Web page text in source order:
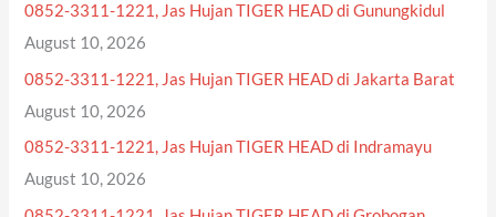
0852-3311-1221, Jas Hujan TIGER HEAD di Gunungkidul
August 10, 2026
0852-3311-1221, Jas Hujan TIGER HEAD di Jakarta Barat
August 10, 2026
0852-3311-1221, Jas Hujan TIGER HEAD di Indramayu
August 10, 2026